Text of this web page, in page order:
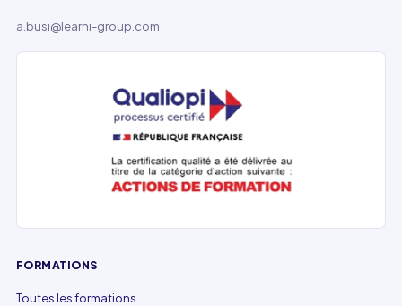
a.busi@learni-group.com
FORMATIONS
Toutes les formations